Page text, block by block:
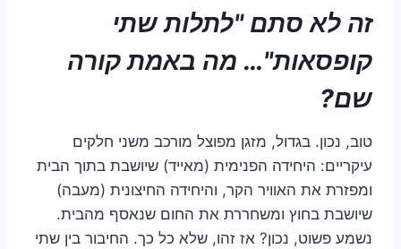
זה לא סתם "לתלות שתי
קופסאות"… מה באמת קורה
שם?
טוב, נכון. בגדול, מזגן מפוצל מורכב משני חלקים
עיקריים: היחידה הפנימית (מאייד) שיושבת בתוך הבית
ומפזרת את האוויר הקר, והיחידה החיצונית (מעבה)
שיושבת בחוץ ומשחררת את החום שנאסף מהבית.
נשמע פשוט, נכון? אז זהו, שלא כל כך. החיבור בין שתי